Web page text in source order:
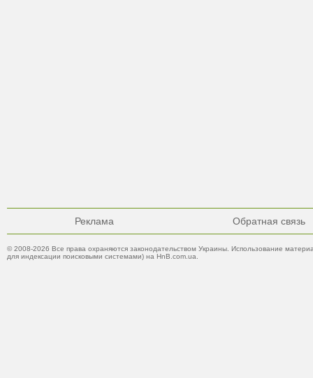
Реклама Обратная связь
© 2008-2026 Все права охраняются законодательством Украины. Использование
для индексации поисковыми системами) на HnB.com.ua.